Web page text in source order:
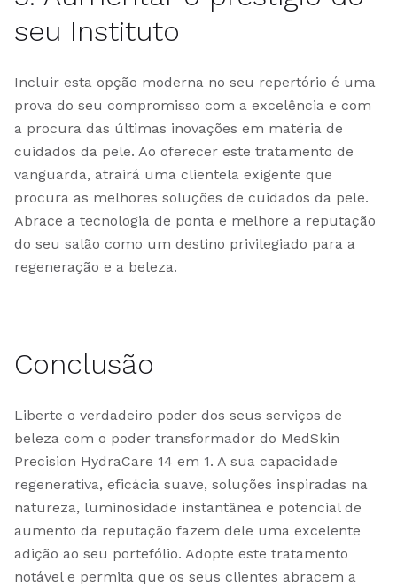
seu Instituto
Incluir esta opção moderna no seu repertório é uma
prova do seu compromisso com a excelência e com
a procura das últimas inovações em matéria de
cuidados da pele. Ao oferecer este tratamento de
vanguarda, atrairá uma clientela exigente que
procura as melhores soluções de cuidados da pele.
Abrace a tecnologia de ponta e melhore a reputação
do seu salão como um destino privilegiado para a
regeneração e a beleza.
Conclusão
Liberte o verdadeiro poder dos seus serviços de
beleza com o poder transformador do MedSkin
Precision HydraCare 14 em 1. A sua capacidade
regenerativa, eficácia suave, soluções inspiradas na
natureza, luminosidade instantânea e potencial de
aumento da reputação fazem dele uma excelente
adição ao seu portefólio. Adopte este tratamento
notável e permita que os seus clientes abracem a